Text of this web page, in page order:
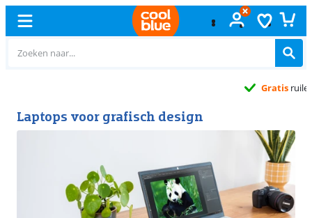
Laptops voor grafisch design